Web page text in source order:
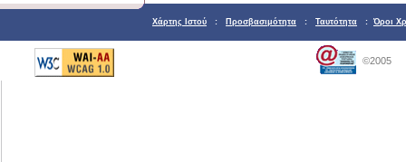
Χάρτης Ιστού : Προσβασιμότητα : Ταυτότητα : Όροι
©2005